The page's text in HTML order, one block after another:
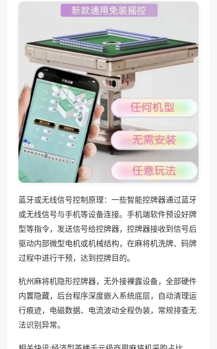
蓝牙或无线信号控制原理：一些智能控牌器通过蓝牙
或无线信号与手机等设备连接。手机端软件预设好牌
型等指令，发送信号给控牌器，控牌器接收到信号后
驱动内部微型电机或机械结构，在麻将机洗牌、码牌
过程中进行干预，达到控牌目的。
杭州麻将机隐形控牌器，无外接裸露设备，全部硬件
内置隐藏，后台程序深度嵌入系统底层，自动清理运
行痕迹，电磁数据、电流波动全程伪装，常规排查无
法识别异常。